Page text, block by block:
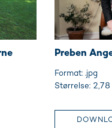
Preben
Format: .jpg
Størrelse: 2,78